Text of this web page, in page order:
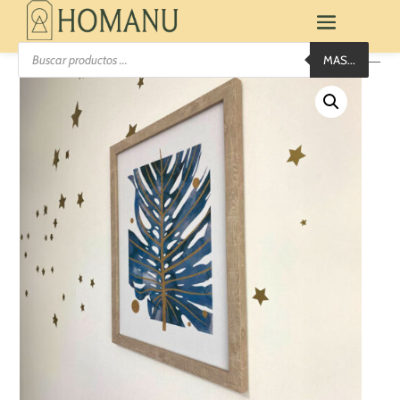
Búsqueda
productos
MAS...